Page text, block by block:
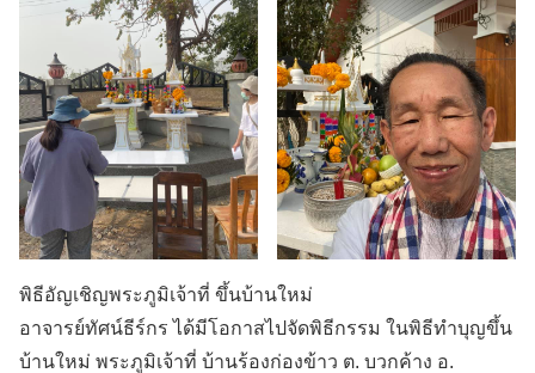
พิธีอัญเชิญพระภูมิเจ้าที่ ขึ้นบ้านใหม่
อาจารย์ทัศน์ธีร์กร ได้มีโอกาสไปจัดพิธีกรรม ในพิธีทำบุญขึ้น
บ้านใหม่ พระภูมิเจ้าที่ บ้านร้องก่องข้าว ต. บวกค้าง อ.